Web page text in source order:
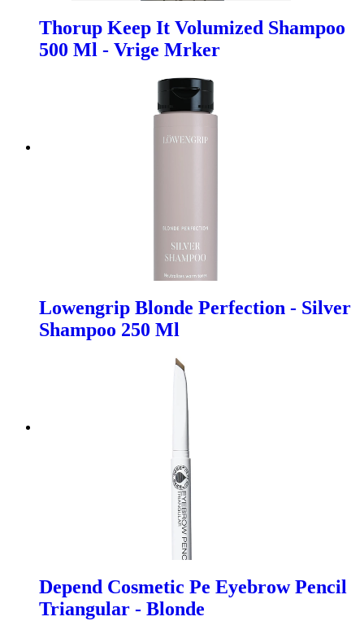
Thorup Keep It Volumized Shampoo
500 Ml - Vrige Mrker
Lowengrip Blonde Perfection - Silver
Shampoo 250 Ml
Depend Cosmetic Pe Eyebrow Pencil
Triangular - Blonde